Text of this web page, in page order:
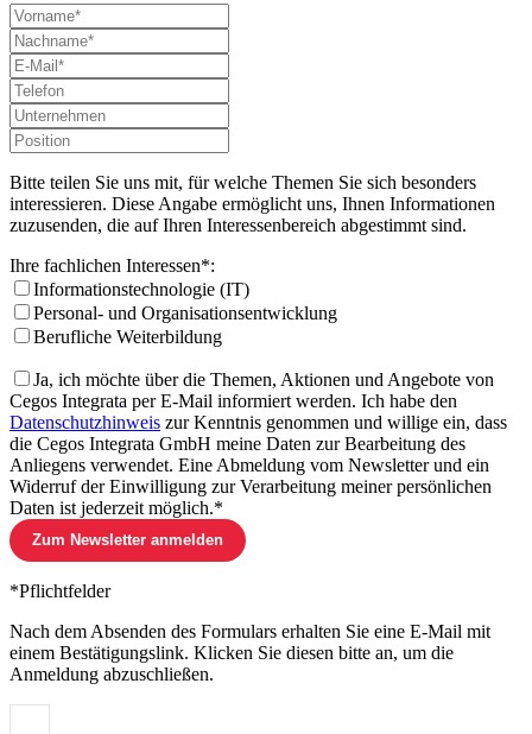
Bitte teilen Sie uns mit, für welche Themen Sie sich besonders
interessieren. Diese Angabe ermöglicht uns, Ihnen Informationen
zuzusenden, die auf Ihren In­te­r­es­sen­be­reich abgestimmt sind.
Ihre fachlichen Interessen*:
Informationstechnologie (IT)
Personal- und Organisationsentwicklung
Berufliche Weiterbildung
Ja, ich möchte über die Themen, Aktionen und Angebote von
Cegos Integrata per E-Mail informiert werden. Ich habe den
Datenschutzhinweis zur Kenntnis genommen und willige ein, dass
die Cegos Integrata GmbH meine Daten zur Bearbeitung des
Anliegens verwendet. Eine Abmeldung vom Newsletter und ein
Widerruf der Einwilligung zur Verarbeitung meiner persönlichen
Daten ist jederzeit möglich.*
*Pflichtfelder
Nach dem Absenden des Formulars erhalten Sie eine E-Mail mit
einem Bestätigungslink. Klicken Sie diesen bitte an, um die
Anmeldung abzuschließen.